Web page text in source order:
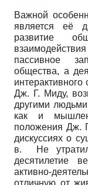
Важной
является её
развитие
пассивное
общества, а
Дж. Г. Миду,
другими
как и
положения Дж.
дискуссиях о
в. Не
десятилетие
активно-
отличную от